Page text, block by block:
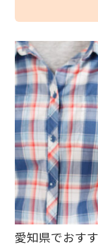
愛知県でおす